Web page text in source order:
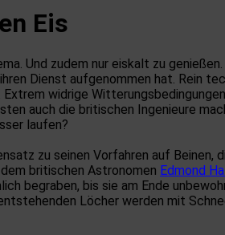
Eis
Und zudem nur eiskalt zu
Dienst aufgenommen hat. Rein
widrige
auch die britischen Ingenieure
laufen?
zu seinen Vorfahren auf Beinen,
britischen Astronomen Edmond
begraben, bis sie am Ende
Löcher werden mit